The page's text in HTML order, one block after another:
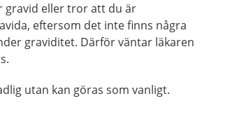
gravid eller tror att du är
eftersom det inte finns några
graviditet. Därför väntar läkaren
utan kan göras som vanligt.